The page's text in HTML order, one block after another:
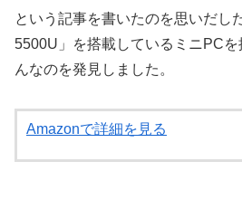
という記事を書いたのを思いだし
5500U」を搭載しているミニPCを
んなのを発見しました。
Amazonで詳細を見る